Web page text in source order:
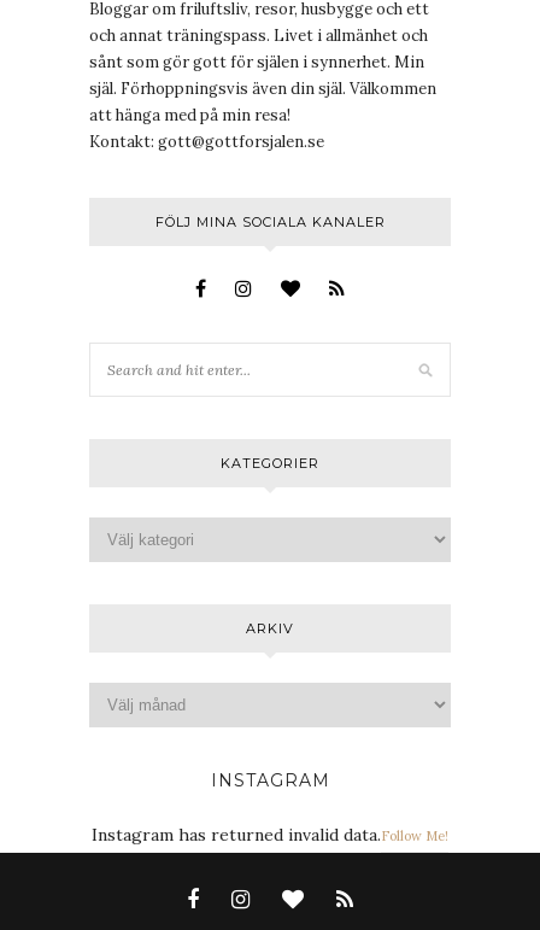
Bloggar om friluftsliv, resor, husbygge och ett
och annat träningspass. Livet i allmänhet och
sånt som gör gott för själen i synnerhet. Min
själ. Förhoppningsvis även din själ. Välkommen
att hänga med på min resa!
Kontakt: gott@gottforsjalen.se
FÖLJ MINA SOCIALA KANALER
KATEGORIER
ARKIV
INSTAGRAM
Instagram has returned invalid data.Follow Me!